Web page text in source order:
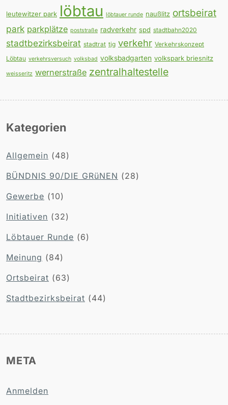
leutewitzer park löbtau löbtauer runde naußlitz ortsbeirat
park parkplätze poststraße radverkehr spd stadtbahn2020
stadtbezirksbeirat stadtrat tjg verkehr Verkehrskonzept
Löbtau verkehrsversuch volksbad volksbadgarten volkspark briesnitz
weisseritz wernerstraße zentralhaltestelle
Kategorien
Allgemein (48)
BÜNDNIS 90/DIE GRüNEN (28)
Gewerbe (10)
Initiativen (32)
Löbtauer Runde (6)
Meinung (84)
Ortsbeirat (63)
Stadtbezirksbeirat (44)
META
Anmelden